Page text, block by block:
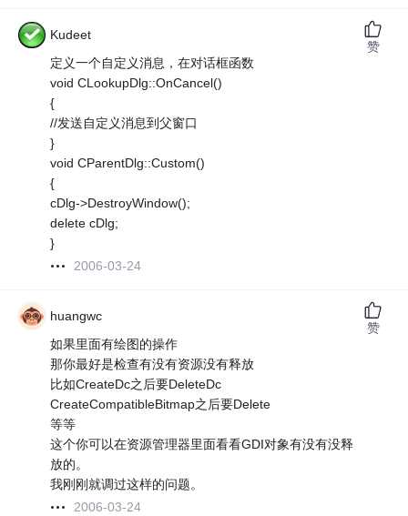
Kudeet
定义一个自定义消息，在对话框函数
void CLookupDlg::OnCancel()
{
//发送自定义消息到父窗口
}
void CParentDlg::Custom()
{
cDlg->DestroyWindow();
delete cDlg;
}
2006-03-24
赞
huangwc
如果里面有绘图的操作
那你最好是检查有没有资源没有释放
比如CreateDc之后要DeleteDc
CreateCompatibleBitmap之后要Delete
等等
这个你可以在资源管理器里面看看GDI对象有没有没释
放的。
我刚刚就调过这样的问题。
2006-03-24
赞